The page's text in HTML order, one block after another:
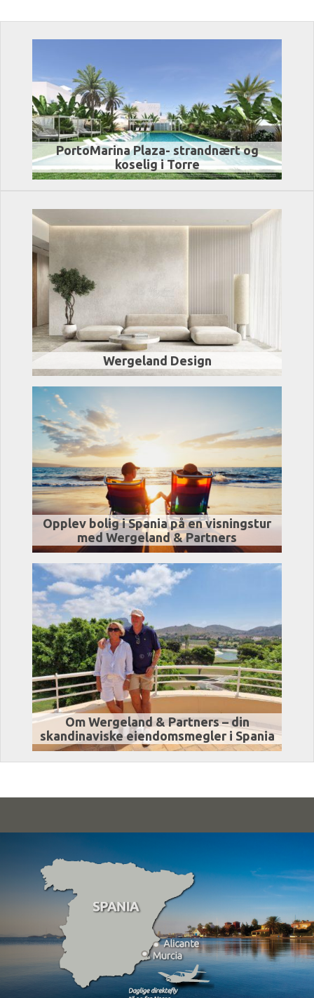
PortoMarina Plaza- strandnært og
koselig i Torre
Wergeland Design
Opplev bolig i Spania på en visningstur
med Wergeland & Partners
Om Wergeland & Partners – din
skandinaviske eiendomsmegler i Spania